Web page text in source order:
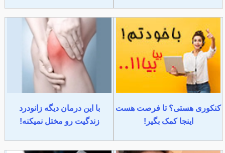
کنکوری هستی؟ تا فرصت هست
اینجا کمک بگیر!
با این درمان دیگه زانودرد
زندگیت رو مختل نمیکنه!